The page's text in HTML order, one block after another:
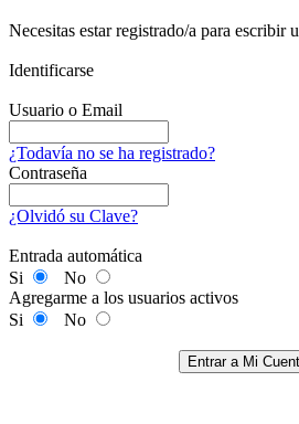
Necesitas estar registrado/a para escribir
Identificarse
Usuario o Email
¿Todavía no se ha registrado?
Contraseña
¿Olvidó su Clave?
Entrada automática
Si
No
Agregarme a los usuarios activos
Si
No
Entrar a Mi